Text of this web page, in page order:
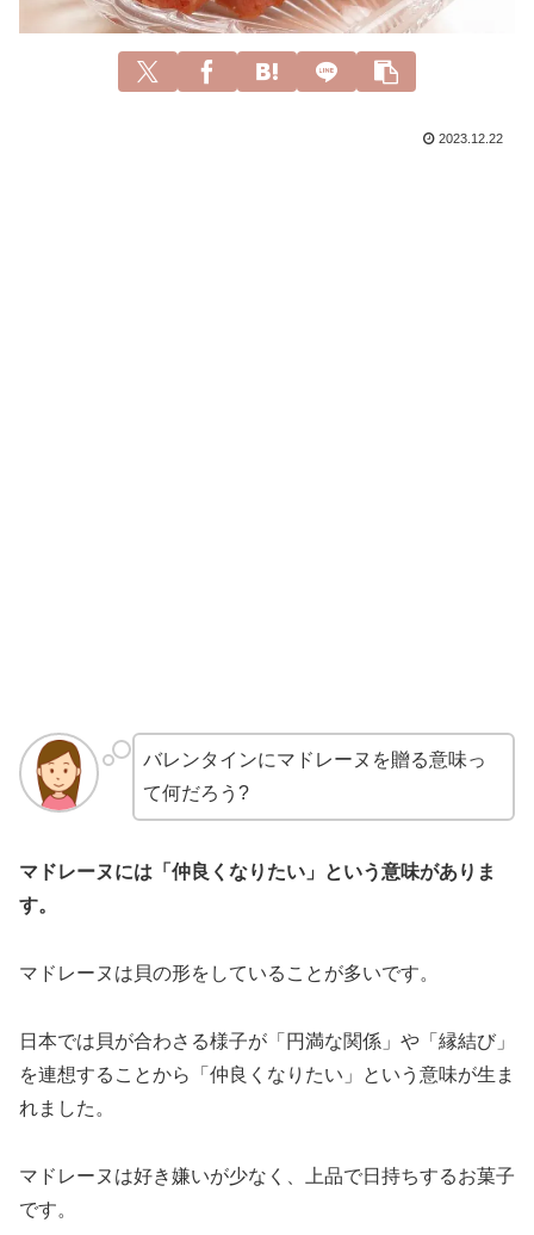
2023.12.22
バレンタインにマドレーヌを贈る意味っ
て何だろう?
マドレーヌには「仲良くなりたい」という意味がありま
す。
マドレーヌは貝の形をしていることが多いです。
日本では貝が合わさる様子が「円満な関係」や「縁結び」
を連想することから「仲良くなりたい」という意味が生ま
れました。
マドレーヌは好き嫌いが少なく、上品で日持ちするお菓子
です。